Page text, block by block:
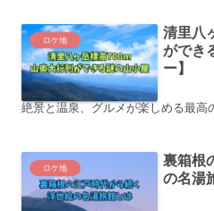
ロケ地
清里八
ができ
ー】
絶景と温泉、グルメが楽しめる最高
ロケ地
裏箱根
の名湯